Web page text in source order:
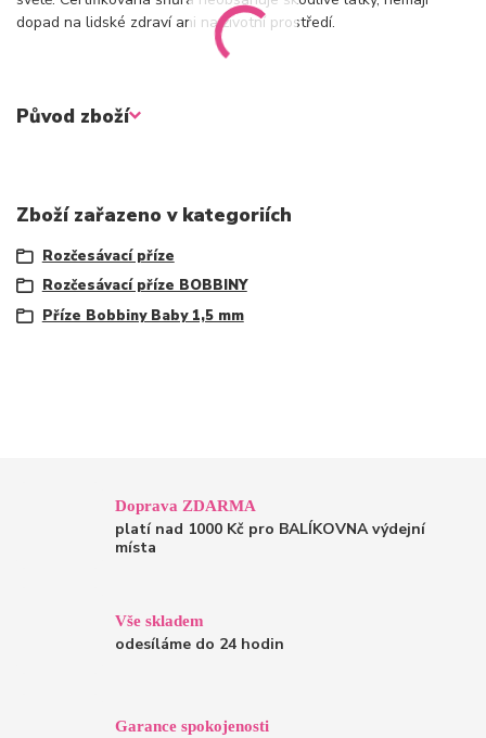
dopad na lidské zdraví ani na životní prostředí.
Původ zboží
Zboží zařazeno v kategoriích
Rozčesávací příze
Rozčesávací příze BOBBINY
Příze Bobbiny Baby 1,5 mm
Doprava ZDARMA
platí nad 1000 Kč pro BALÍKOVNA výdejní
místa
Vše skladem
odesíláme do 24 hodin
Garance spokojenosti